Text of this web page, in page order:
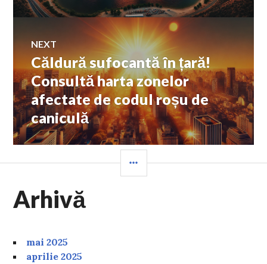
NEXT
Next
post:
Căldură sufocantă în țară!
Consultă harta zonelor
afectate de codul roșu de
caniculă
Arhivă
mai 2025
aprilie 2025